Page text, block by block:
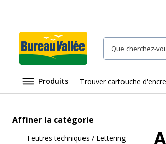
Produits Trouver cartouche d'encre
Affiner la catégorie
Feutres techniques / Lettering